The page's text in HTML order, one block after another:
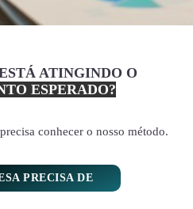
ATINGINDO O
ESPERADO?
conhecer o nosso método.
PRECISA DE